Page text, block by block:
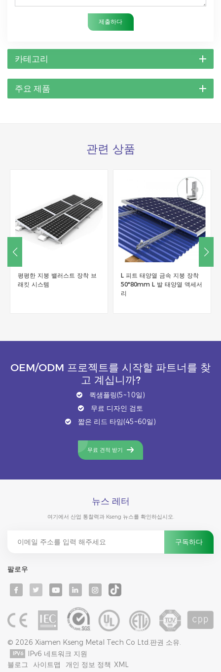
제출하다
카테고리
주요 제품
관련 상품
평평한 지붕 밸러스트 장착 브
래킷 시스템
L 피트 태양열 금속 지붕 장착
50*80mm L 발 태양열 액세서
리
OEM/ODM 프로젝트를 시작할 파트너를 찾
고 계십니까?
퀵샘플링(5~10일)
무료 디자인 검토
짧은 리드 타임(45~60일)
무료 견적 받기
뉴스 레터
여기에서 산업 통찰력과 Kseng 뉴스를 확인하십시오.
팔로우
© 2026 Xiamen Kseng Metal Tech Co Ltd.판권 소유.
IPv6 네트워크 지원
블로그
사이트맵 개인 정보 정책 XML